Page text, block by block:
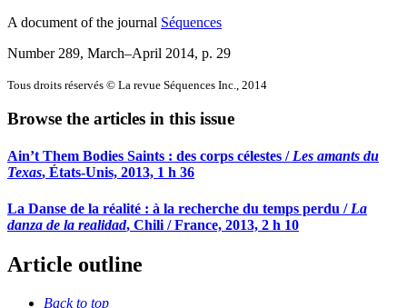
A document of the journal Séquences
Number 289, March–April 2014, p. 29
Tous droits réservés © La revue Séquences Inc., 2014
Browse the articles in this issue
Ain’t Them Bodies Saints : des corps célestes /Les amants du
Texas, États-Unis, 2013, 1 h 36
La Danse de la réalité : à la recherche du temps perdu / La
danza de la realidad, Chili / France, 2013, 2 h 10
Article outline
Back to top